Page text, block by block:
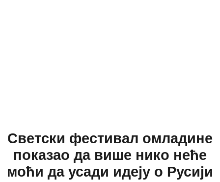
Светски фестивал омладине
показао да више нико неће
моћи да усади идеју о Русији